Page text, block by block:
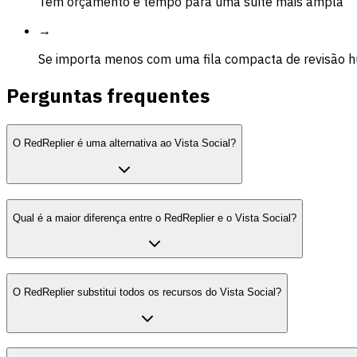
→
Se importa menos com uma fila compacta de revisão
Perguntas frequentes
O RedReplier é uma alternativa ao Vista Social?
Qual é a maior diferença entre o RedReplier e o Vista Social?
O RedReplier substitui todos os recursos do Vista Social?